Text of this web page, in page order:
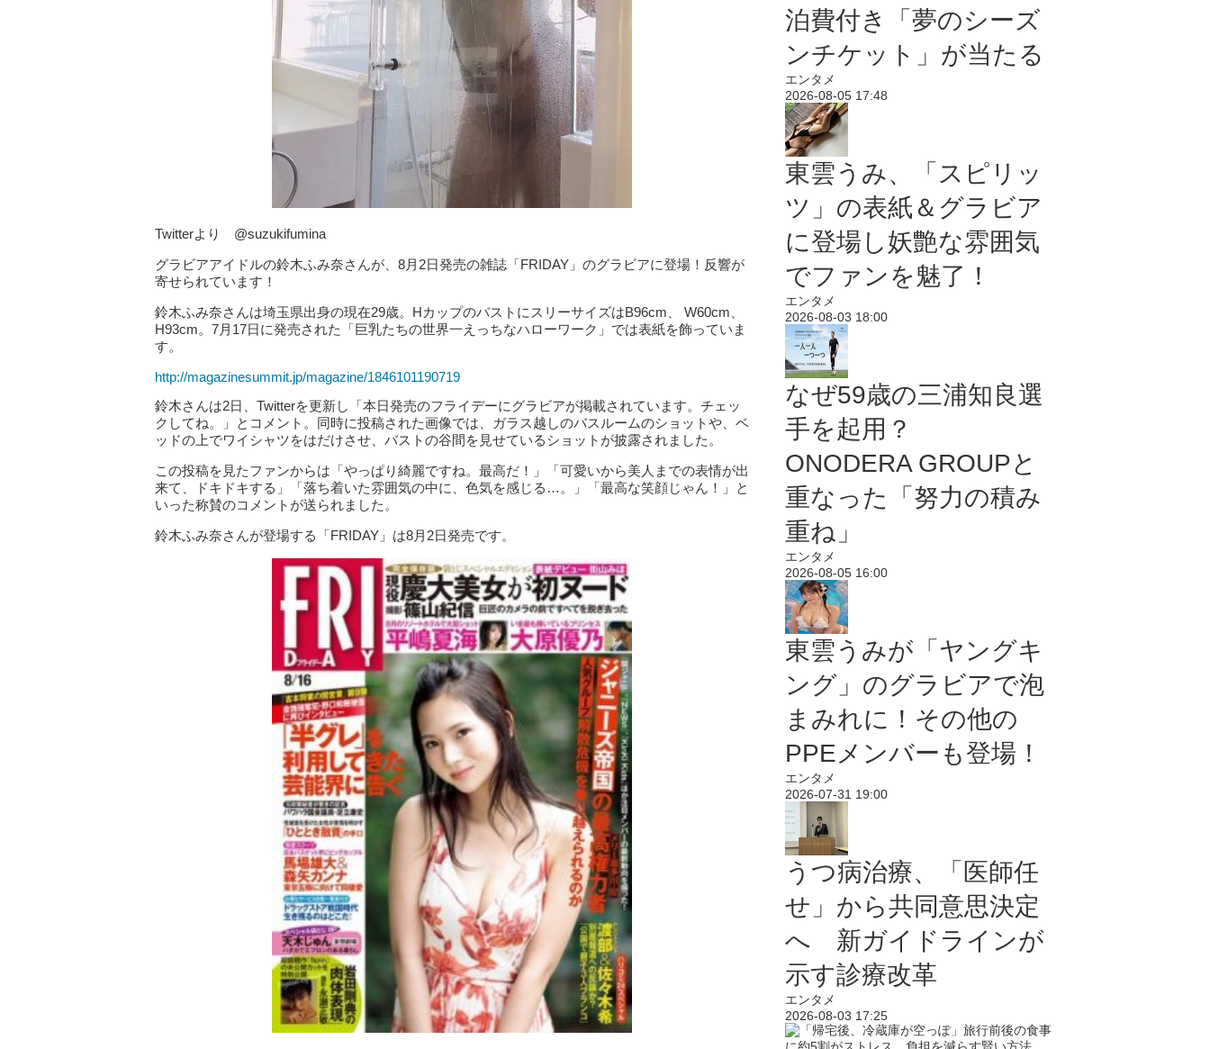
Twitterより @suzukifumina
グラビアアイドルの鈴木ふみ奈さんが、8月2日発売の雑誌「FRIDAY」のグラビアに登場！反響が
寄せられています！
鈴木ふみ奈さんは埼玉県出身の現在29歳。HカップのバストにスリーサイズはB96cm、 W60cm、
H93cm。7月17日に発売された「巨乳たちの世界一えっちなハローワーク」では表紙を飾っていま
す。
http://magazinesummit.jp/magazine/1846101190719
鈴木さんは2日、Twitterを更新し「本日発売のフライデーにグラビアが掲載されています。チェッ
クしてね。」とコメント。同時に投稿された画像では、ガラス越しのバスルームのショットや、ベ
ッドの上でワイシャツをはだけさせ、バストの谷間を見せているショットが披露されました。
この投稿を見たファンからは「やっぱり綺麗ですね。最高だ！」「可愛いから美人までの表情が出
来て、ドキドキする」「落ち着いた雰囲気の中に、色気を感じる…。」「最高な笑顔じゃん！」と
いった称賛のコメントが送られました。
鈴木ふみ奈さんが登場する「FRIDAY」は8月2日発売です。
泊費付き「夢のシーズ
ンチケット」が当たる
エンタメ
2026-08-05 17:48
東雲うみ、「スピリッ
ツ」の表紙＆グラビア
に登場し妖艶な雰囲気
でファンを魅了！
エンタメ
2026-08-03 18:00
なぜ59歳の三浦知良選
手を起用？
ONODERA GROUPと
重なった「努力の積み
重ね」
エンタメ
2026-08-05 16:00
東雲うみが「ヤングキ
ング」のグラビアで泡
まみれに！その他の
PPEメンバーも登場！
エンタメ
2026-07-31 19:00
うつ病治療、「医師任
せ」から共同意思決定
へ 新ガイドラインが
示す診療改革
エンタメ
2026-08-03 17:25